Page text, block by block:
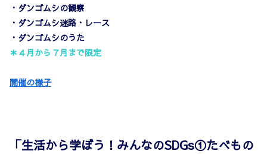
・ダンゴムシの観察
・ダンゴムシ迷路・レース
・ダンゴムシのうた
＊４月から７月まで限定
開催の様子
「生活から学ぼう！みんなのSDGs①たべもの